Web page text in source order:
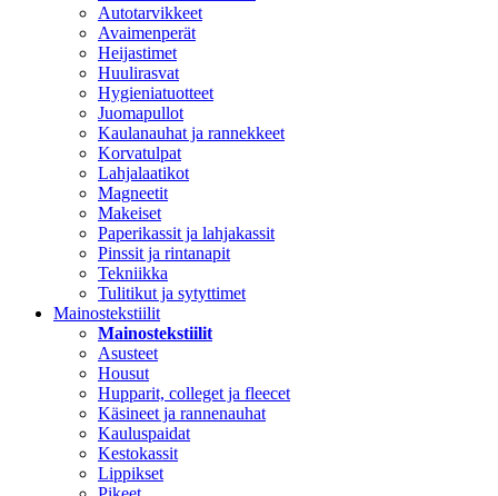
Autotarvikkeet
Avaimenperät
Heijastimet
Huulirasvat
Hygieniatuotteet
Juomapullot
Kaulanauhat ja rannekkeet
Korvatulpat
Lahjalaatikot
Magneetit
Makeiset
Paperikassit ja lahjakassit
Pinssit ja rintanapit
Tekniikka
Tulitikut ja sytyttimet
Mainostekstiilit
Mainostekstiilit
Asusteet
Housut
Hupparit, colleget ja fleecet
Käsineet ja rannenauhat
Kauluspaidat
Kestokassit
Lippikset